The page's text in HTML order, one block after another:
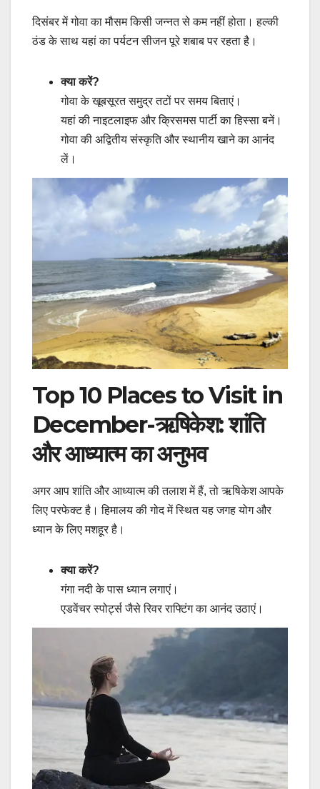
दिसंबर में गोवा का मौसम किसी जन्नत से कम नहीं होता। हल्की
ठंड के साथ यहां का पर्यटन सीजन पूरे शबाब पर रहता है।
क्या करें?
गोवा के खूबसूरत समुद्र तटों पर समय बिताएं।
यहां की नाइटलाइफ और क्रिसमस पार्टी का हिस्सा बनें।
गोवा की अद्वितीय संस्कृति और स्थानीय खाने का आनंद
लें।
Top 10 Places to Visit in
December-ऋषिकेश: शांति
और आध्यात्म का अनुभव
अगर आप शांति और आध्यात्म की तलाश में हैं, तो ऋषिकेश आपके
लिए परफेक्ट है। हिमालय की गोद में स्थित यह जगह योग और
ध्यान के लिए मशहूर है।
क्या करें?
गंगा नदी के पास ध्यान लगाएं।
एडवेंचर स्पोर्ट्स जैसे रिवर राफ्टिंग का आनंद उठाएं।